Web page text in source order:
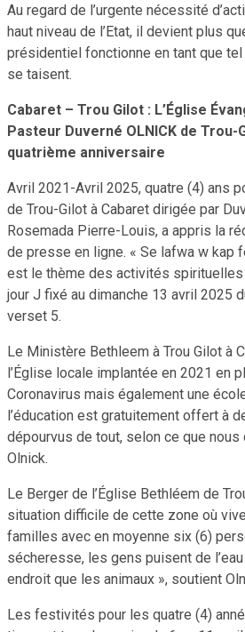
Au regard de l’urgente nécessité
haut niveau de l’Etat, il devient plus
présidentiel fonctionne en tant que
se taisent.
Cabaret – Trou Gilot : L’Église
Pasteur Duverné OLNICK de
quatrième anniversaire
Avril 2021-Avril 2025, quatre (4) ans
de Trou-Gilot à Cabaret dirigée par
Rosemada Pierre-Louis, a appris la
de presse en ligne. « Se lafwa w kap
est le thème des activités spirituelles
jour J fixé au dimanche 13 avril 2025
verset 5.
Le Ministère Bethleem à Trou Gilot à
l’Église locale implantée en 2021 en
Coronavirus mais également une
l’éducation est gratuitement offert à
dépourvus de tout, selon ce que
Olnick.
Le Berger de l’Église Bethléem de
situation difficile de cette zone où
familles avec en moyenne six (6)
sécheresse, les gens puisent de
endroit que les animaux », soutient
Les festivités pour les quatre (4)